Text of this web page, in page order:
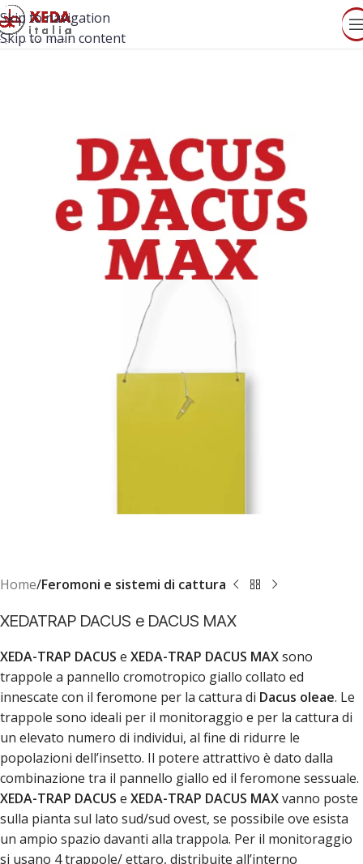
Skip to navigation
Skip to main content
Home Feromoni e sistemi di cattura
XEDATRAP DACUS e DACUS MAX
XEDA-TRAP DACUS e XEDA-TRAP DACUS MAXsono
trappole a pannello cromotropico giallo collato ed
innescate con il feromone per la cattura di Dacus oleae. Le
trappole sono ideali per il monitoraggio e per la cattura di
un elevato numero di individui, al fine di ridurre le
popolazioni dell’insetto. Il potere attrattivo è dato dalla
combinazione tra il pannello giallo ed il feromone sessuale.
XEDA-TRAP DACUS e XEDA-TRAP DACUS MAXvanno poste
sulla pianta sul lato sud/sud ovest, se possibile ove esista
un ampio spazio davanti alla trappola. Per il monitoraggio
si usano 4 trappole/ ettaro, distribuite all’interno